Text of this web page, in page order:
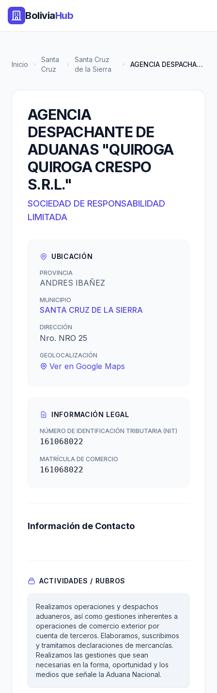
BoliviaHub
Inicio
Santa
Cruz
Santa Cruz
de la Sierra
AGENCIA DESPACHANTE DE ADUANAS...
AGENCIA
DESPACHANTE DE
ADUANAS "QUIROGA
QUIROGA CRESPO
S.R.L."
SOCIEDAD DE RESPONSABILIDAD
LIMITADA
UBICACIÓN
PROVINCIA
ANDRES IBAÑEZ
MUNICIPIO
SANTA CRUZ DE LA SIERRA
DIRECCIÓN
Nro. NRO 25
GEOLOCALIZACIÓN
Ver en Google Maps
INFORMACIÓN LEGAL
NÚMERO DE IDENTIFICACIÓN TRIBUTARIA (NIT)
161068022
MATRÍCULA DE COMERCIO
161068022
Información de Contacto
ACTIVIDADES / RUBROS
Realizamos operaciones y despachos
aduaneros, así como gestiones inherentes a
operaciones de comercio exterior por
cuenta de terceros. Elaboramos, suscribimos
y tramitamos declaraciones de mercancías.
Realizamos las gestiones que sean
necesarias en la forma, oportunidad y los
medios que señale la Aduana Nacional.